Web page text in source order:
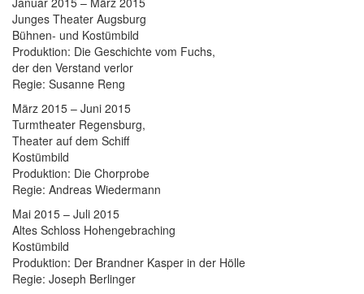
Junges Theater Augsburg
Bühnen- und Kostümbild
Produktion: Die Geschichte vom Fuchs,
der den Verstand verlor
Regie: Susanne Reng
März 2015 – Juni 2015
Turmtheater Regensburg,
Theater auf dem Schiff
Kostümbild
Produktion: Die Chorprobe
Regie: Andreas Wiedermann
Mai 2015 – Juli 2015
Altes Schloss Hohengebraching
Kostümbild
Produktion: Der Brandner Kasper in der Hölle
Regie: Joseph Berlinger